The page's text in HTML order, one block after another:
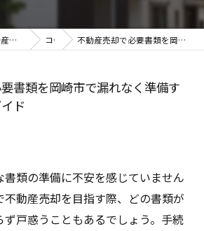
愛知県岡崎市の不動産売却ならセンチュリー21 W不動産販売 コラム 不動産売却で必要書類を岡崎市で漏れなく準備するための実践ガイド
書類を岡崎市で漏れなく準備す
ド
類の準備に不安を感じていません
動産売却を目指す際、どの書類が
戸惑うこともあるでしょう。手続